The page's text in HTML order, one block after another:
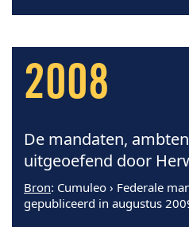
2008
De mandaten,
uitgeoefend door
Bron: Cumuleo › Federale
gepubliceerd in augustus